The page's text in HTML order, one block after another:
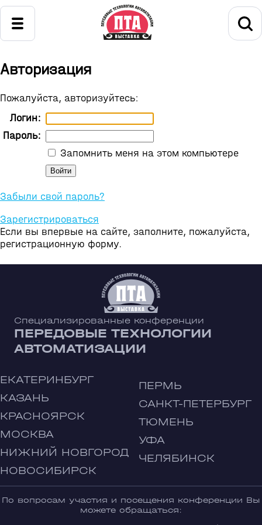
Авторизация
Пожалуйста, авторизуйтесь:
Логин:
Пароль:
Запомнить меня на этом компьютере
Забыли свой пароль?
Зарегистрироваться
Если вы впервые на сайте, заполните, пожалуйста,
регистрационную форму.
Специализированные конференции
ПЕРЕДОВЫЕ ТЕХНОЛОГИИ
АВТОМАТИЗАЦИИ
ЕКАТЕРИНБУРГ
КАЗАНЬ
КРАСНОЯРСК
МОСКВА
НИЖНИЙ НОВГОРОД
НОВОСИБИРСК
ПЕРМЬ
САНКТ-ПЕТЕРБУРГ
ТЮМЕНЬ
УФА
ЧЕЛЯБИНСК
По вопросам участия и посещения конференции Вы
можете обращаться: